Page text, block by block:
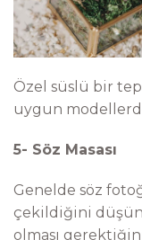
Özel süslü bir
uygun
5- Söz Masası
Genelde söz
çekildiğini
olması